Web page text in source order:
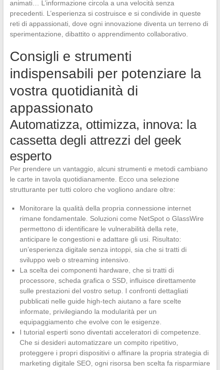
animati… L’informazione circola a una velocità senza
precedenti. L’esperienza si costruisce e si condivide in queste
reti di appassionati, dove ogni innovazione diventa un terreno di
sperimentazione, dibattito o apprendimento collaborativo.
Consigli e strumenti
indispensabili per potenziare la
vostra quotidianità di
appassionato
Automatizza, ottimizza, innova: la
cassetta degli attrezzi del geek
esperto
Per prendere un vantaggio, alcuni strumenti e metodi cambiano
le carte in tavola quotidianamente. Ecco una selezione
strutturante per tutti coloro che vogliono andare oltre:
Monitorare la qualità della propria connessione internet
rimane fondamentale. Soluzioni come NetSpot o GlassWire
permettono di identificare le vulnerabilità della rete,
anticipare le congestioni e adattare gli usi. Risultato:
un’esperienza digitale senza intoppi, sia che si tratti di
sviluppo web o streaming intensivo.
La scelta dei componenti hardware, che si tratti di
processore, scheda grafica o SSD, influisce direttamente
sulle prestazioni del vostro setup. I confronti dettagliati
pubblicati nelle guide high-tech aiutano a fare scelte
informate, privilegiando la modularità per un
equipaggiamento che evolve con le esigenze.
I tutorial esperti sono diventati acceleratori di competenze.
Che si desideri automatizzare un compito ripetitivo,
proteggere i propri dispositivi o affinare la propria strategia di
marketing digitale SEO, ogni risorsa ben scelta fa risparmiare